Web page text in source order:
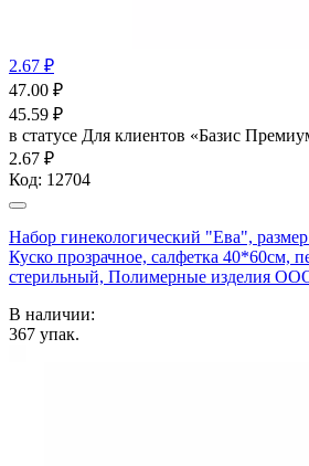
2.67 ₽
47.00 ₽
45.59 ₽
в статусе Для клиентов «Базис
2.67 ₽
Код: 12704
Набор гинекологический "Ева",
Куско прозрачное, салфетка 40*60см,
стерильный, Полимерные изделия
В наличии:
367 упак.